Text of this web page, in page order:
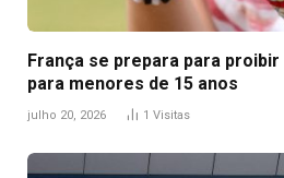
França se prepara para
para menores de 15 anos
julho 20, 2026 1 Visitas